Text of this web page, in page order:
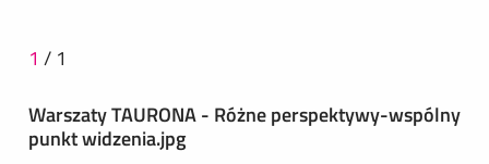
1 / 1
Warszaty TAURONA - Różne perspektywy-wspólny
punkt widzenia.jpg